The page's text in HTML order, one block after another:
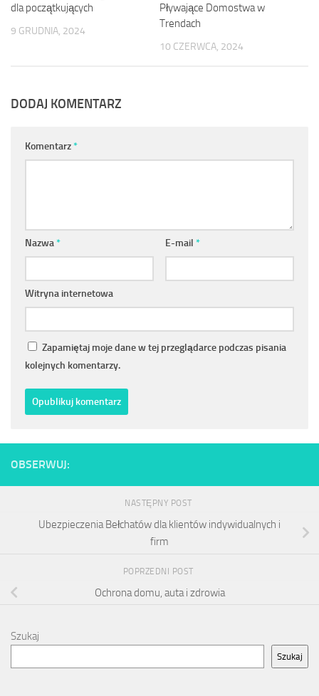
dla początkujących
9 GRUDNIA, 2024
Pływające Domostwa w
Trendach
10 CZERWCA, 2024
DODAJ KOMENTARZ
Komentarz*
Nazwa* E-mail *
Witryna internetowa
Zapamiętaj moje dane w tej przeglądarce podczas pisania
kolejnych komentarzy.
OBSERWUJ:
NASTĘPNY POST
Ubezpieczenia Bełchatów dla klientów indywidualnych i
firm
POPRZEDNI POST
Ochrona domu, auta i zdrowia
Szukaj
Szukaj